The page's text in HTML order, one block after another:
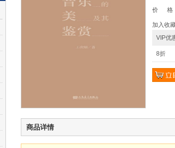
价 格
加入收
VIP优
8折
商品详情